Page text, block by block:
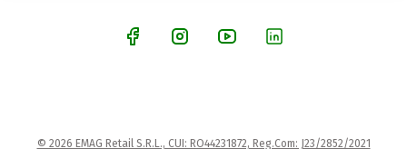
© 2026 EMAG Retail S.R.L., CUI: RO44231872, Reg.Com: J23/2852/2021